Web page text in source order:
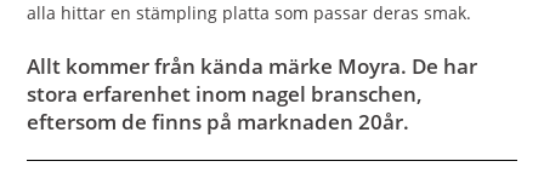
alla hittar en stämpling platta som passar deras smak.
Allt kommer från kända märke Moyra. De har
stora erfarenhet inom nagel branschen,
eftersom de finns på marknaden 20år.